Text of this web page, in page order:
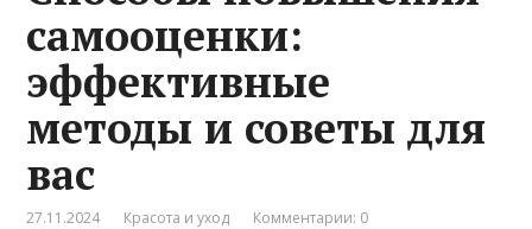
самооценки:
эффективные
методы и советы для
вас
27.11.2024 Красота и уход Комментарии: 0